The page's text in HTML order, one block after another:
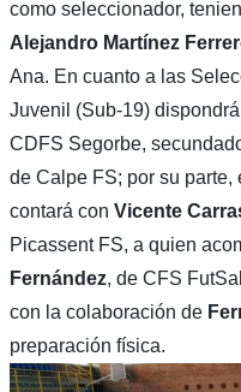
como seleccionador,
Alejandro Martínez
Ana. En cuanto a las
Juvenil (Sub-19)
CDFS Segorbe,
de Calpe FS; por su
contará con Vicente
Picassent FS, a quien
Fernández, de CFS
con la colaboración de
preparación física.